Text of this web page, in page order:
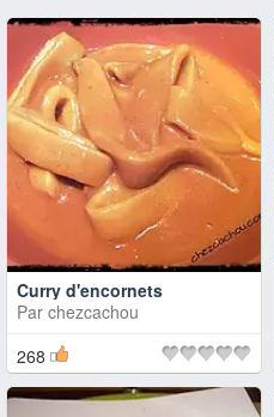
Curry d'encornets
Par chezcachou
268